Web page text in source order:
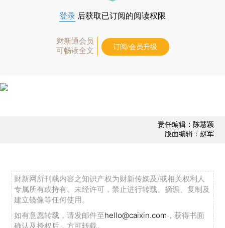
登录 后获取已订阅的阅读权限
财新通会员
可畅读全文
订阅/会员升级
责任编辑：陈慧颖
版面编辑：赵军
财新网所刊载内容之知识产权为财新传媒及/或相关权利人
专属所有或持有。未经许可，禁止进行转载、摘编、复制及
建立镜像等任何使用。
如有意愿转载，请发邮件至hello@caixin.com ，获得书面
确认及授权后，方可转载。